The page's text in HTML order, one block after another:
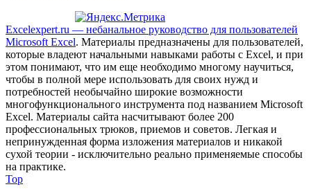
Excelexpert.ru — небанальное руководство для пользователей
Microsoft Excel. Материалы предназначены для пользователей,
которые владеют начальными навыками работы с Excel, и при
этом понимают, что им еще необходимо многому научиться,
чтобы в полной мере использовать для своих нужд и
потребностей необычайно широкие возможности
многофункционального инструмента под названием Microsoft
Excel. Материалы сайта насчитывают более 200
профессиональных трюков, приемов и советов. Легкая и
непринужденная форма изложения материалов и никакой
сухой теории - исключительно реально применяемые способы
на практике.
Top